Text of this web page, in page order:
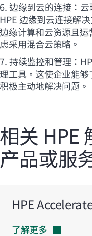
6. 边缘到云的连接：
HPE 边缘到云连接解
边缘计算和云资源且
虑采用混合云策略。
7. 持续监控和管理：
理工具。这使企业能够
积极主动地解决问题。
相关 HPE
产品或服
HPE
了解更多